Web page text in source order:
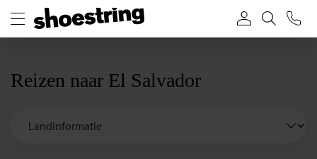
Reizen naar El Salvador